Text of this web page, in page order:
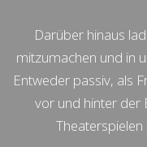
Darüber hinaus
mitzumachen und in
Entweder passiv, als
vor und hinter der